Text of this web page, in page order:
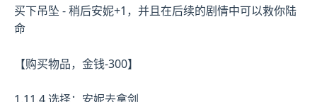
买下吊坠 - 稍后安妮+1，并且在后续的剧情中可以救你陆
命
【购买物品，金钱-300】
1.11.4 选择：安妮去拿剑